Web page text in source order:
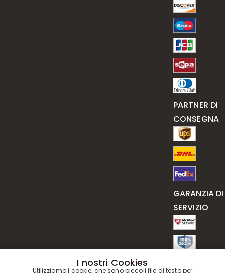
PARTNER DI
CONSEGNA
GARANZIA DI
SERVIZIO
I nostri Cookies
Utilizziamo i cookie, che sono piccoli file di testo per